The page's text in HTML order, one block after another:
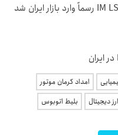
امداد کرمان موتور
ارز دیجیتال بلیط اتوبوس